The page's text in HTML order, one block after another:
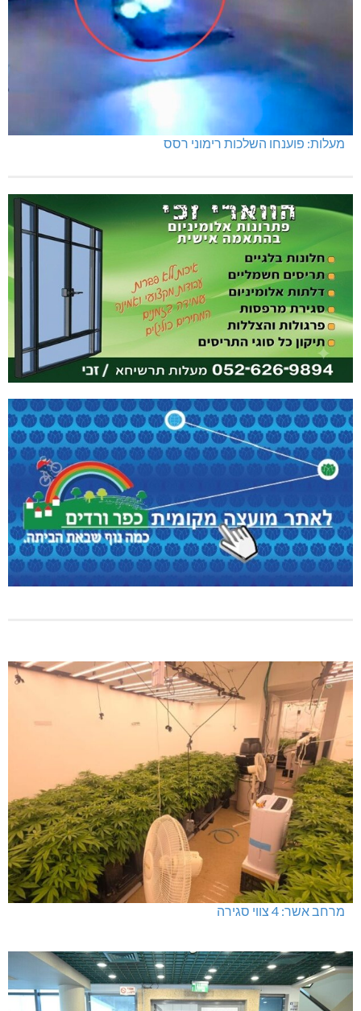
תרשיחא: פצוע מירי
מעלות: פוענחו השלכות רימוני רסס
מרחב אשר: 4 צווי סגירה